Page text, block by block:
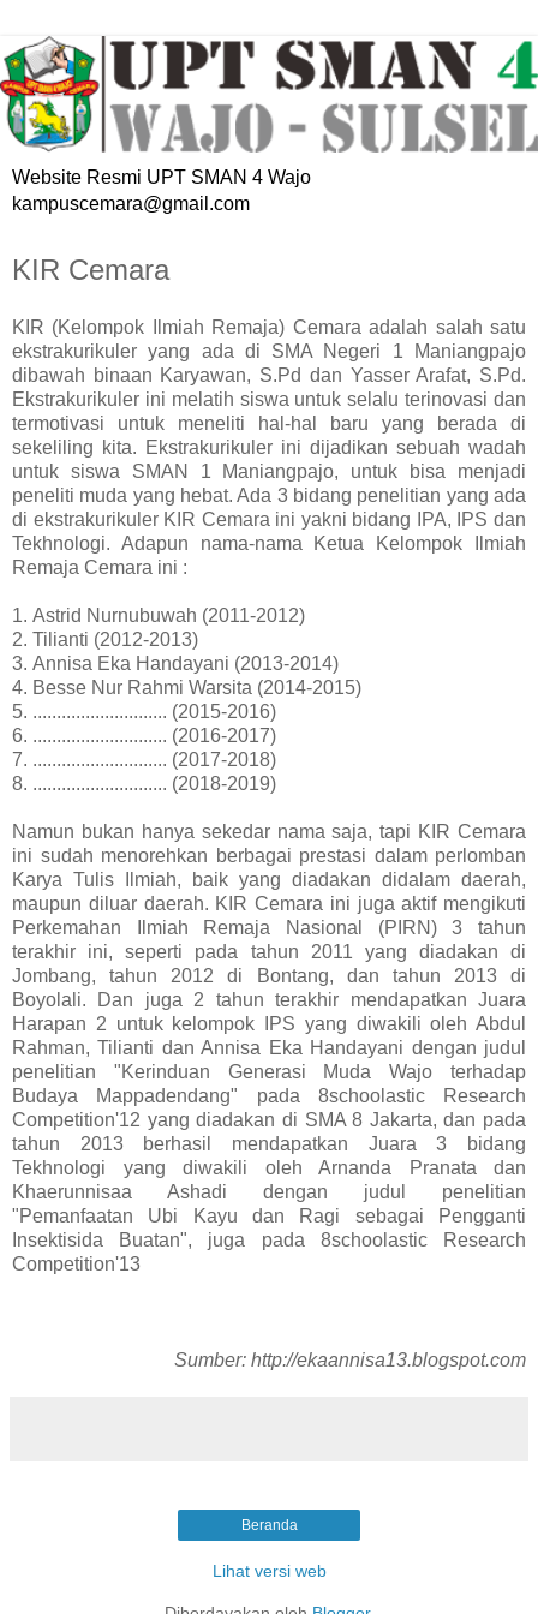
Website Resmi UPT SMAN 4 Wajo
kampuscemara@gmail.com
KIR Cemara
KIR (Kelompok Ilmiah Remaja) Cemara adalah salah satu
ekstrakurikuler yang ada di SMA Negeri 1 Maniangpajo
dibawah binaan Karyawan, S.Pd dan Yasser Arafat, S.Pd.
Ekstrakurikuler ini melatih siswa untuk selalu terinovasi dan
termotivasi untuk meneliti hal-hal baru yang berada di
sekeliling kita. Ekstrakurikuler ini dijadikan sebuah wadah
untuk siswa SMAN 1 Maniangpajo, untuk bisa menjadi
peneliti muda yang hebat. Ada 3 bidang penelitian yang ada
di ekstrakurikuler KIR Cemara ini yakni bidang IPA, IPS dan
Tekhnologi. Adapun nama-nama Ketua Kelompok Ilmiah
Remaja Cemara ini :
1. Astrid Nurnubuwah (2011-2012)
2. Tilianti (2012-2013)
3. Annisa Eka Handayani (2013-2014)
4. Besse Nur Rahmi Warsita (2014-2015)
5. ............................ (2015-2016)
6. ............................ (2016-2017)
7. ............................ (2017-2018)
8. ............................ (2018-2019)
Namun bukan hanya sekedar nama saja, tapi KIR Cemara
ini sudah menorehkan berbagai prestasi dalam perlomban
Karya Tulis Ilmiah, baik yang diadakan didalam daerah,
maupun diluar daerah. KIR Cemara ini juga aktif mengikuti
Perkemahan Ilmiah Remaja Nasional (PIRN) 3 tahun
terakhir ini, seperti pada tahun 2011 yang diadakan di
Jombang, tahun 2012 di Bontang, dan tahun 2013 di
Boyolali. Dan juga 2 tahun terakhir mendapatkan Juara
Harapan 2 untuk kelompok IPS yang diwakili oleh Abdul
Rahman, Tilianti dan Annisa Eka Handayani dengan judul
penelitian "Kerinduan Generasi Muda Wajo terhadap
Budaya Mappadendang" pada 8schoolastic Research
Competition'12 yang diadakan di SMA 8 Jakarta, dan pada
tahun 2013 berhasil mendapatkan Juara 3 bidang
Tekhnologi yang diwakili oleh Arnanda Pranata dan
Khaerunnisaa Ashadi dengan judul penelitian
"Pemanfaatan Ubi Kayu dan Ragi sebagai Pengganti
Insektisida Buatan", juga pada 8schoolastic Research
Competition'13
Sumber: http://ekaannisa13.blogspot.com
Beranda
Lihat versi web